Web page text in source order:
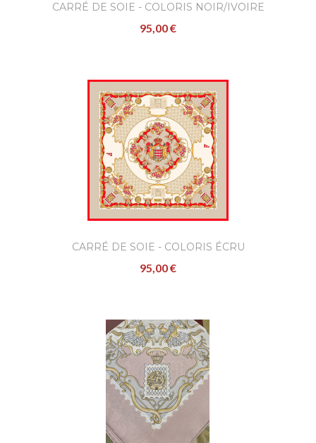
CARRÉ DE SOIE - COLORIS NOIR/IVOIRE
95,00 €
CARRÉ DE SOIE - COLORIS ÉCRU
95,00 €